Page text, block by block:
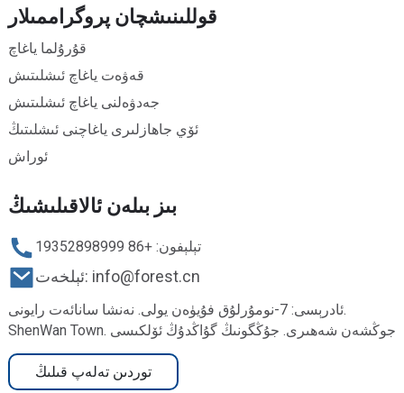
قوللىنىشچان پروگراممىلار
قۇرۇلما ياغاچ
قەۋەت ياغاچ ئىشلىتىش
جەدۋەلنى ياغاچ ئىشلىتىش
ئۆي جاھازلىرى ياغاچنى ئىشلىتىڭ
ئوراش
بىز بىلەن ئالاقىلىشىڭ
تېلېفون: +86 19352898999
ئېلخەت: info@forest.cn
ئادرېسى: 7-نومۇرلۇق فۇيۈەن يولى. نەنشا سانائەت رايونى.
ShenWan Town. جوڭشەن شەھىرى. جۇڭگونىڭ گۇاڭدۇڭ ئۆلكىسى
توردىن تەلەپ قىلىڭ